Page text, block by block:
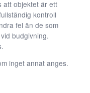
att objektet är ett
kontroll
fel än de som
budgivning.
inget annat anges.